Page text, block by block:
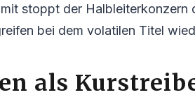
stoppt der Halbleiterkonzern
bei dem volatilen Titel
als